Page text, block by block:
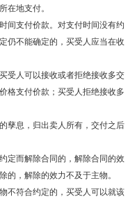
在地支付。
间支付价款。对支付时间没有约
仍不能确定的，买受人应当在收
受人可以接收或者拒绝接收多交
格支付价款；买受人拒绝接收多
孳息，归出卖人所有，交付之后
定而解除合同的，解除合同的效
的，解除的效力不及于主物。
不符合约定的，买受人可以就该